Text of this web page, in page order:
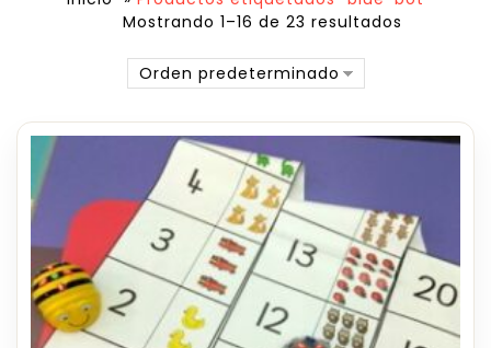
Mostrando 1–16 de 23 resultados
Orden predeterminado